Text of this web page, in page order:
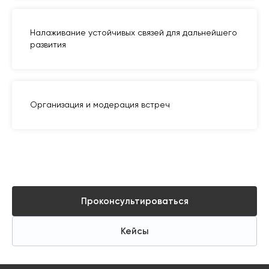
Налаживание устойчивых связей для дальнейшего
развития
Организация и модерация встреч
Проконсультироваться
Кейсы